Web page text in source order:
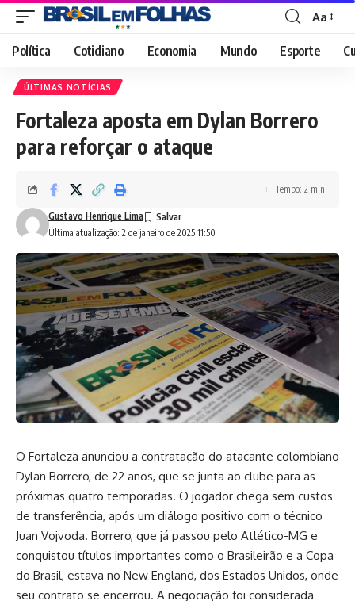
Font
Resizer
Aa
Política Cotidiano Economia Mundo Esporte
ÚLTIMAS NOTÍCIAS
Fortaleza aposta em Dylan Borrero
para reforçar o ataque
Última atualização: 2 de janeiro de 2025 11:50
Gustavo Henrique Lima
Tempo: 2 min.
O Fortaleza anunciou a contratação do atacante colombiano
Dylan Borrero, de 22 anos, que se junta ao clube para as
próximas quatro temporadas. O jogador chega sem custos
de transferência, após um diálogo positivo com o técnico
Juan Vojvoda. Borrero, que já passou pelo Atlético-MG e
conquistou títulos importantes como o Brasileirão e a Copa
do Brasil, estava no New England, dos Estados Unidos, onde
seu contrato se encerrou. A negociação foi considerada